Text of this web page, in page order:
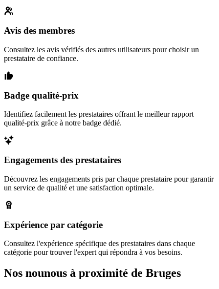
Avis des membres
Consultez les avis vérifiés des autres utilisateurs pour choisir un
prestataire de confiance.
Badge qualité-prix
Identifiez facilement les prestataires offrant le meilleur rapport
qualité-prix grâce à notre badge dédié.
Engagements des prestataires
Découvrez les engagements pris par chaque prestataire pour garantir
un service de qualité et une satisfaction optimale.
Expérience par catégorie
Consultez l'expérience spécifique des prestataires dans chaque
catégorie pour trouver l'expert qui répondra à vos besoins.
Nos nounous à proximité de Bruges